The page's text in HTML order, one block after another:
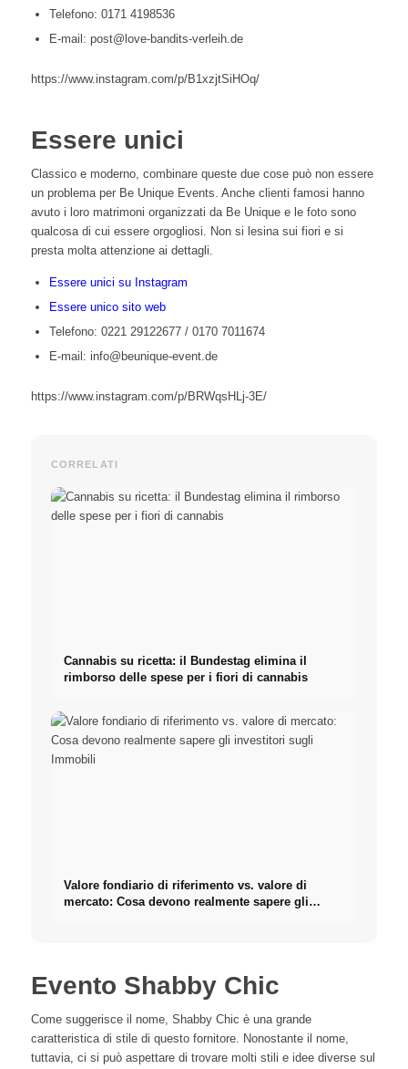
Telefono: 0171 4198536
E-mail: post@love-bandits-verleih.de
https://www.instagram.com/p/B1xzjtSiHOq/
Essere unici
Classico e moderno, combinare queste due cose può non essere
un problema per Be Unique Events. Anche clienti famosi hanno
avuto i loro matrimoni organizzati da Be Unique e le foto sono
qualcosa di cui essere orgogliosi. Non si lesina sui fiori e si
presta molta attenzione ai dettagli.
Essere unici su Instagram
Essere unico sito web
Telefono: 0221 29122677 / 0170 7011674
E-mail: info@beunique-event.de
https://www.instagram.com/p/BRWqsHLj-3E/
CORRELATI
Cannabis su ricetta: il Bundestag elimina il
rimborso delle spese per i fiori di cannabis
Valore fondiario di riferimento vs. valore di
mercato: Cosa devono realmente sapere gli
Evento Shabby Chic
Come suggerisce il nome, Shabby Chic è una grande
caratteristica di stile di questo fornitore. Nonostante il nome,
tuttavia, ci si può aspettare di trovare molti stili e idee diverse sul